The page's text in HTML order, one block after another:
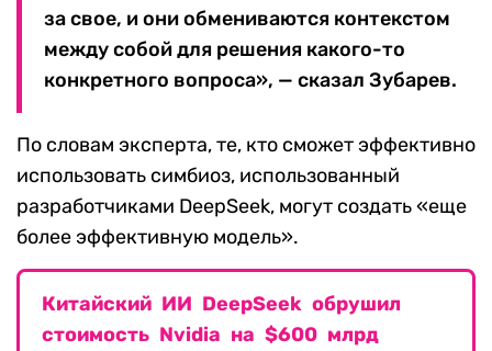
за свое, и они обмениваются контекстом
между собой для решения какого-то
конкретного вопроса», — сказал Зубарев.
По словам эксперта, те, кто сможет эффективно
использовать симбиоз, использованный
разработчиками DeepSeek, могут создать «еще
более эффективную модель».
Китайский ИИ DeepSeek обрушил
стоимость Nvidia на $600 млрд